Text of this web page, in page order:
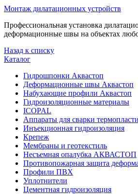
Монтаж дилатационных устройств
Профессиональная установка
деформационные швы на объектах
Назад к списку
Каталог
Гидрошпонки Аквастоп
Деформационные швы Аквастоп
Набухающие профили Аквастоп
Гидроизоляционные материалы
ICOPAL
Аппараты для сварки
Инъекционная гидроизоляция
Крепеж
Мембраны и геотекстиль
Несъемная опалубка АКВАСТОП
Противопожарная защита
Профили ПВХ
Уплотнители
Цементная гидроизоляция